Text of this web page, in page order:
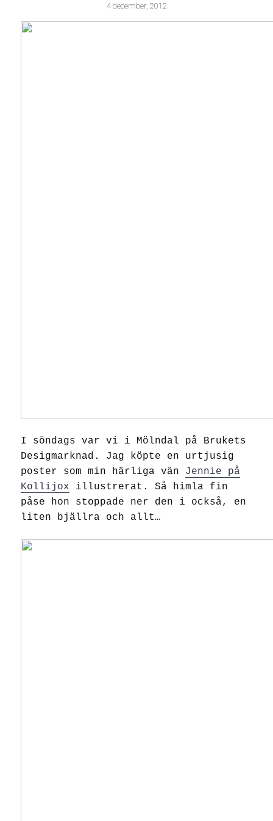
4 december, 2012
I söndags var vi i Mölndal på Brukets
Desigmarknad. Jag köpte en urtjusig
poster som min härliga vän Jennie på
Kollijox illustrerat. Så himla fin
påse hon stoppade ner den i också, en
liten bjällra och allt…